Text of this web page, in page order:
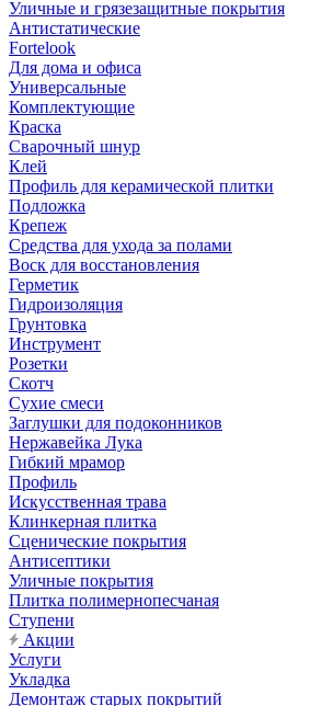
Уличные и грязезащитные покрытия
Антистатические
Fortelook
Для дома и офиса
Универсальные
Комплектующие
Краска
Сварочный шнур
Клей
Профиль для керамической плитки
Подложка
Крепеж
Средства для ухода за полами
Воск для восстановления
Герметик
Гидроизоляция
Грунтовка
Инструмент
Розетки
Скотч
Сухие смеси
Заглушки для подоконников
Нержавейка Лука
Гибкий мрамор
Профиль
Искусственная трава
Клинкерная плитка
Сценические покрытия
Антисептики
Уличные покрытия
Плитка полимернопесчаная
Ступени
Акции
Услуги
Укладка
Демонтаж старых покрытий